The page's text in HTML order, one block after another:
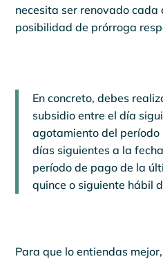
necesita ser renovado
posibilidad de prórroga
En concreto, debes
subsidio entre el día
agotamiento del período
días siguientes a la
período de pago de la
quince o siguiente hábil
Para que lo entiendas